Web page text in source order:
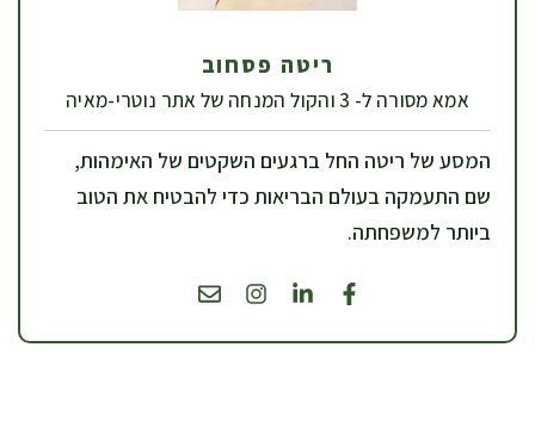
ריטה פסחוב
אמא מסורה ל- 3 והקול המנחה של אתר נוטרי-מאיה
המסע של ריטה החל ברגעים השקטים של האימהות,
שם התעמקה בעולם הבריאות כדי להבטיח את הטוב
ביותר למשפחתה.